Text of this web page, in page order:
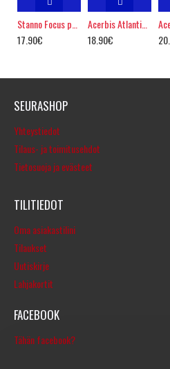
17.90€
Acerbis Atlantis pelipaita
18.90€
SEURASHOP
Yhteystiedot
Tilaus- ja toimitusehdot
Tietosuoja ja evästeet
TILITIEDOT
Oma asiakastilini
Tilaukset
Uutiskirje
Lahjakortit
FACEBOOK
Tähän facebook?